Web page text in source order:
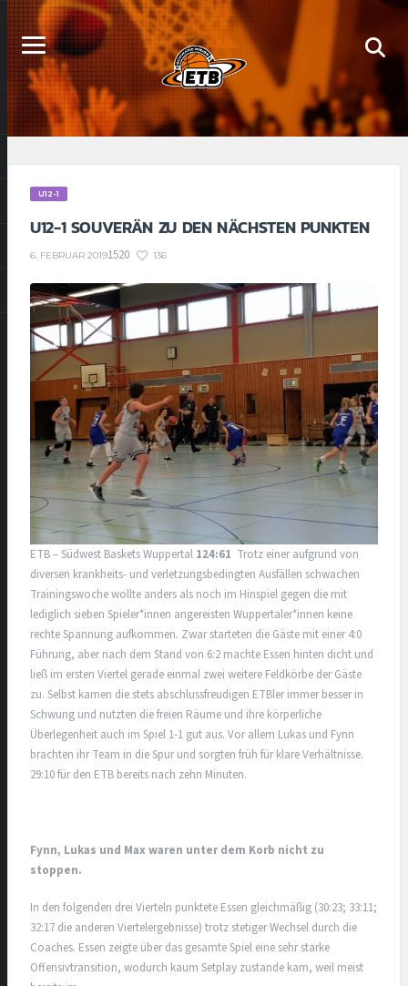
U12-1
U12-1 SOUVERÄN ZU DEN NÄCHSTEN PUNKTEN
6. FEBRUAR 20191520 136
ETB – Südwest Baskets Wuppertal 124:61 Trotz einer aufgrund von
diversen krankheits- und verletzungsbedingten Ausfällen schwachen
Trainingswoche wollte anders als noch im Hinspiel gegen die mit
lediglich sieben Spieler*innen angereisten Wuppertaler*innen keine
rechte Spannung aufkommen. Zwar starteten die Gäste mit einer 4:0
Führung, aber nach dem Stand von 6:2 machte Essen hinten dicht und
ließ im ersten Viertel gerade einmal zwei weitere Feldkörbe der Gäste
zu. Selbst kamen die stets abschlussfreudigen ETBler immer besser in
Schwung und nutzten die freien Räume und ihre körperliche
Überlegenheit auch im Spiel 1-1 gut aus. Vor allem Lukas und Fynn
brachten ihr Team in die Spur und sorgten früh für klare Verhältnisse.
29:10 für den ETB bereits nach zehn Minuten.
Fynn, Lukas und Max waren unter dem Korb nicht zu
stoppen.
In den folgenden drei Vierteln punktete Essen gleichmäßig (30:23; 33:11;
32:17 die anderen Viertelergebnisse) trotz stetiger Wechsel durch die
Coaches. Essen zeigte über das gesamte Spiel eine sehr starke
Offensivtransition, wodurch kaum Setplay zustande kam, weil meist